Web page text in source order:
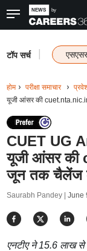
टॉप सर्च
होम परीक्षा समाचार
यूजी आंसर की
CUET UG
यूजी आंसर की
जून तक चैलेंज
Saurabh Pandey | June
एनटीए ने 15.6 लाख से